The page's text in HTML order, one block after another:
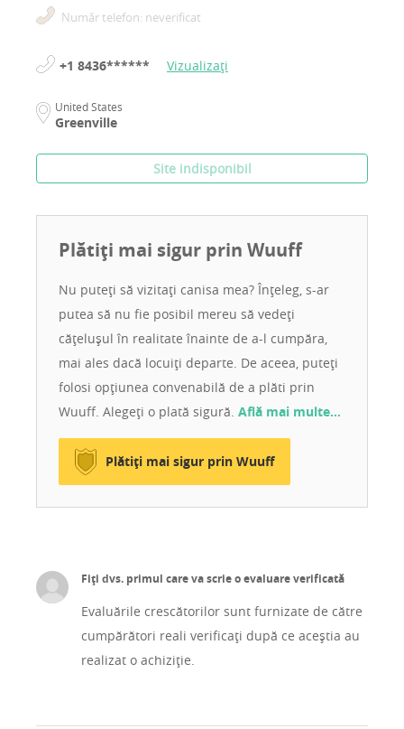
Număr telefon: neverificat
+1 8436****** Vizualizați
United States
Greenville
Site indisponibil
Plătiți mai sigur prin Wuuff
Nu puteți să vizitați canisa mea? Înțeleg, s-ar
putea să nu fie posibil mereu să vedeți
cățelușul în realitate înainte de a-l cumpăra,
mai ales dacă locuiți departe. De aceea, puteți
folosi opțiunea convenabilă de a plăti prin
Wuuff. Alegeți o plată sigură. Află mai multe…
Plătiți mai sigur prin Wuuff
Fiți dvs. primul care va scrie o evaluare verificată
Evaluările crescătorilor sunt furnizate de către
cumpărători reali verificați după ce aceștia au
realizat o achiziție.